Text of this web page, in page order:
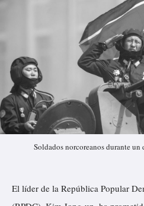
Soldados norcoreanos durante
El líder de la República Popular